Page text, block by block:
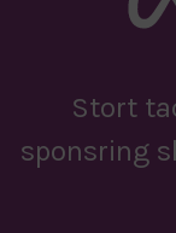
Stort
sponsring